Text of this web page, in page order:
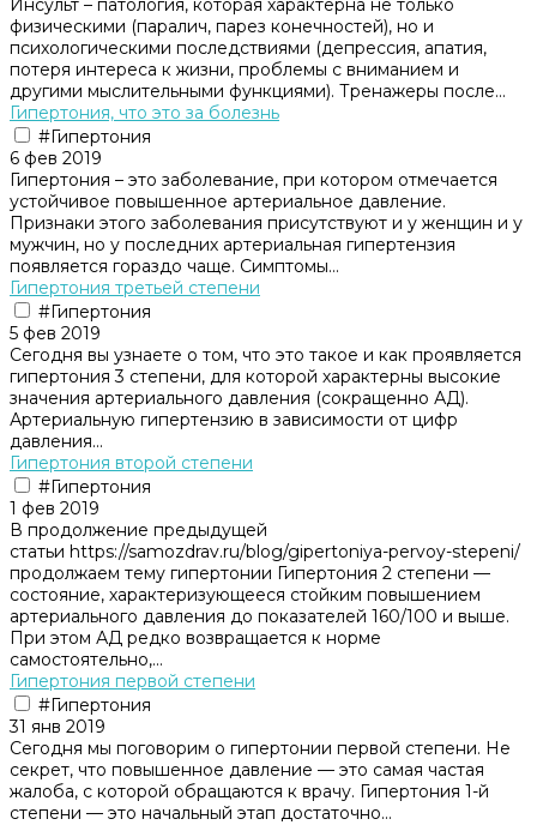
физическими (паралич, парез конечностей), но и
психологическими последствиями (депрессия, апатия,
потеря интереса к жизни, проблемы с вниманием и
другими мыслительными функциями). Тренажеры после...
Гипертония, что это за болезнь
#Гипертония
6 фев 2019
Гипертония – это заболевание, при котором отмечается
устойчивое повышенное артериальное давление.
Признаки этого заболевания присутствуют и у женщин и у
мужчин, но у последних артериальная гипертензия
появляется гораздо чаще. Симптомы...
Гипертония третьей степени
#Гипертония
5 фев 2019
Сегодня вы узнаете о том, что это такое и как проявляется
гипертония 3 степени, для которой характерны высокие
значения артериального давления (сокращенно АД).
Артериальную гипертензию в зависимости от цифр
давления...
Гипертония второй степени
#Гипертония
1 фев 2019
В продолжение предыдущей
статьи https://samozdrav.ru/blog/gipertoniya-pervoy-stepeni/
продолжаем тему гипертонии Гипертония 2 степени —
состояние, характеризующееся стойким повышением
артериального давления до показателей 160/100 и выше.
При этом АД редко возвращается к норме
самостоятельно,...
Гипертония первой степени
#Гипертония
31 янв 2019
Сегодня мы поговорим о гипертонии первой степени. Не
секрет, что повышенное давление — это самая частая
жалоба, с которой обращаются к врачу. Гипертония 1-й
степени — это начальный этап достаточно...